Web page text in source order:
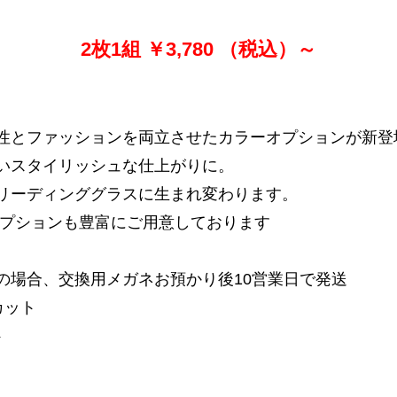
2枚1組 ￥3,780 （税込）～
とファッションを両立させたカラーオプションが新登
タイリッシュな仕上がりに。
ディンググラスに生まれ変わります。
ションも豊富にご用意しております
合、交換用メガネお預かり後10営業日で発送
ト